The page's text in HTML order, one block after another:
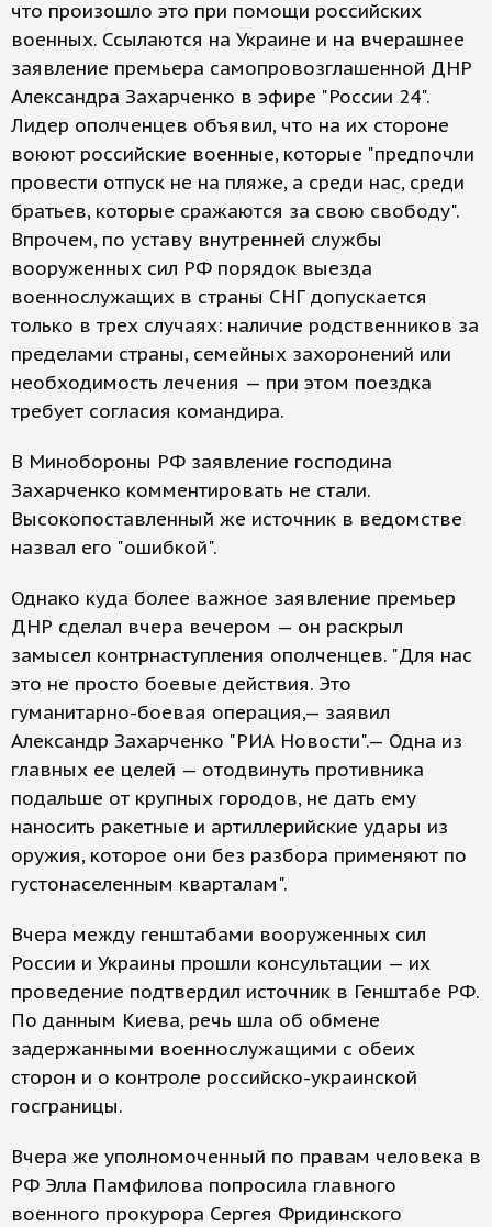
что произошло это при помощи российских
военных. Ссылаются на Украине и на вчерашнее
заявление премьера самопровозглашенной ДНР
Александра Захарченко в эфире "России 24".
Лидер ополченцев объявил, что на их стороне
воюют российские военные, которые "предпочли
провести отпуск не на пляже, а среди нас, среди
братьев, которые сражаются за свою свободу".
Впрочем, по уставу внутренней службы
вооруженных сил РФ порядок выезда
военнослужащих в страны СНГ допускается
только в трех случаях: наличие родственников за
пределами страны, семейных захоронений или
необходимость лечения — при этом поездка
требует согласия командира.
В Минобороны РФ заявление господина
Захарченко комментировать не стали.
Высокопоставленный же источник в ведомстве
назвал его "ошибкой".
Однако куда более важное заявление премьер
ДНР сделал вчера вечером — он раскрыл
замысел контрнаступления ополченцев. "Для нас
это не просто боевые действия. Это
гуманитарно-боевая операция,— заявил
Александр Захарченко "РИА Новости".— Одна из
главных ее целей — отодвинуть противника
подальше от крупных городов, не дать ему
наносить ракетные и артиллерийские удары из
оружия, которое они без разбора применяют по
густонаселенным кварталам".
Вчера между генштабами вооруженных сил
России и Украины прошли консультации — их
проведение подтвердил источник в Генштабе РФ.
По данным Киева, речь шла об обмене
задержанными военнослужащими с обеих
сторон и о контроле российско-украинской
госграницы.
Вчера же уполномоченный по правам человека в
РФ Элла Памфилова попросила главного
военного прокурора Сергея Фридинского